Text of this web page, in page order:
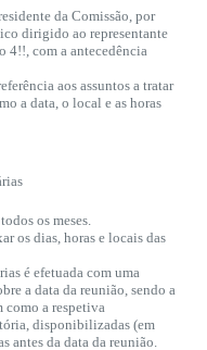
da Comissão, por
dirigido ao representante
4!!, com a antecedência
aos assuntos a tratar
a data, o local e as horas
os meses.
os dias, horas e locais das
é efetuada com uma
a data da reunião, sendo a
como a respetiva
disponibilizadas (em
antes da data da reunião.